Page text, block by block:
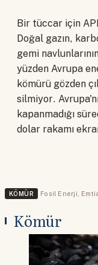
Bir tüccar için
Doğal gazın,
gemi
yüzden Avrupa
kömürü gözden
silmiyor.
kapanmadığı
dolar rakamı
KÖMÜR Fosil Enerji,
Kömür